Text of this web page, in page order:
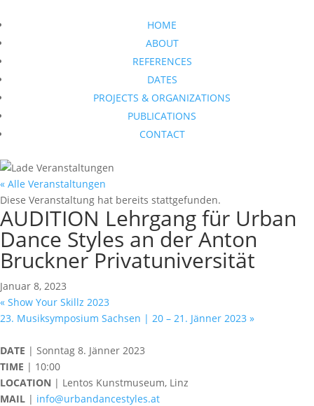
HOME
ABOUT
REFERENCES
DATES
PROJECTS & ORGANIZATIONS
PUBLICATIONS
CONTACT
« Alle Veranstaltungen
Diese Veranstaltung hat bereits stattgefunden.
AUDITION Lehrgang für Urban
Dance Styles an der Anton
Bruckner Privatuniversität
Januar 8, 2023
« Show Your Skillz 2023
23. Musiksymposium Sachsen | 20 – 21. Jänner 2023 »
DATE | Sonntag 8. Jänner 2023
TIME | 10:00
LOCATION | Lentos Kunstmuseum, Linz
MAIL | info@urbandancestyles.at